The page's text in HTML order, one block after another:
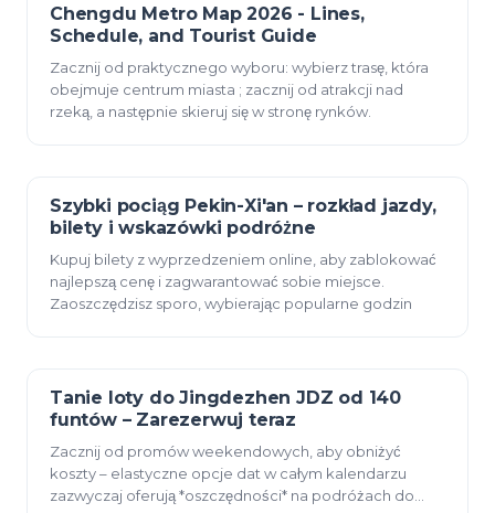
23 grudnia 2025
Chengdu Metro Map 2026 - Lines,
Schedule, and Tourist Guide
Zacznij od praktycznego wyboru: wybierz trasę, która
obejmuje centrum miasta ; zacznij od atrakcji nad
rzeką, a następnie skieruj się w stronę rynków.
23 grudnia 2025
Szybki pociąg Pekin-Xi'an – rozkład jazdy,
bilety i wskazówki podróżne
Kupuj bilety z wyprzedzeniem online, aby zablokować
najlepszą cenę i zagwarantować sobie miejsce.
Zaoszczędzisz sporo, wybierając popularne godzin
23 grudnia 2025
Tanie loty do Jingdezhen JDZ od 140
funtów – Zarezerwuj teraz
Zacznij od promów weekendowych, aby obniżyć
koszty – elastyczne opcje dat w całym kalendarzu
zazwyczaj oferują *oszczędności* na podróżach do